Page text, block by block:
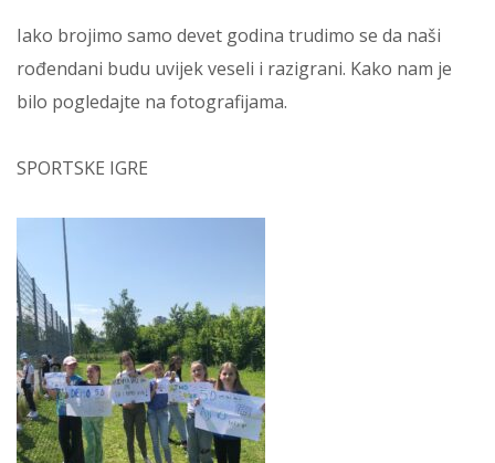
Iako brojimo samo devet godina trudimo se da naši
rođendani budu uvijek veseli i razigrani. Kako nam je
bilo pogledajte na fotografijama.
SPORTSKE IGRE